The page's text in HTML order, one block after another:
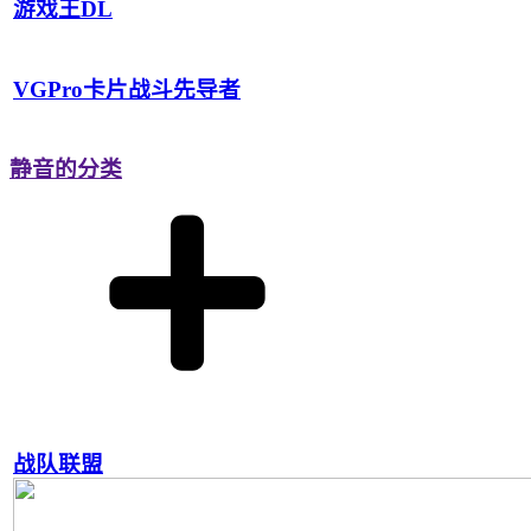
游戏王DL
VGPro卡片战斗先导者
静音的分类
战队联盟